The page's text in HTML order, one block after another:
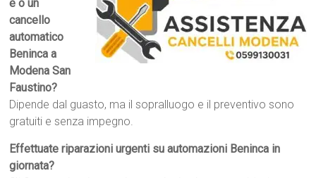
e o un
cancello
automatico
Beninca a
Modena San
Faustino?
Dipende dal guasto, ma il sopralluogo e il preventivo sono
gratuiti e senza impegno.
Effettuate riparazioni urgenti su automazioni Beninca in
giornata?